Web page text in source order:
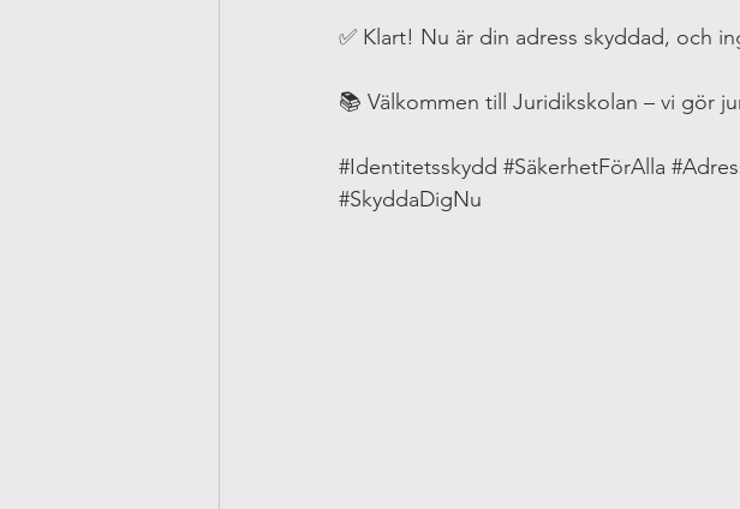
✅ Klart! Nu är din adress skyddad, och
📚 Välkommen till Juridikskolan – vi gör
#Identitetsskydd #SäkerhetFörAlla
#SkyddaDigNu